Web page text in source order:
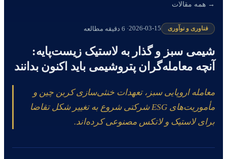
→ همه مقالات
فناوری و نوآوری 2026-03-15
· 6 دقیقه مطالعه
شیمی سبز و گذار به لاستیک زیست‌پایه:
آنچه معامله‌گران پتروشیمی باید اکنون بدانند
معامله اروپایی سبز، تعهدات خنثی‌سازی کربن چین و
مأموریت‌های ESG شرکتی شروع به تغییر شکل تقاضا
برای لاستیک و لاتکس مصنوعی کرده‌اند.